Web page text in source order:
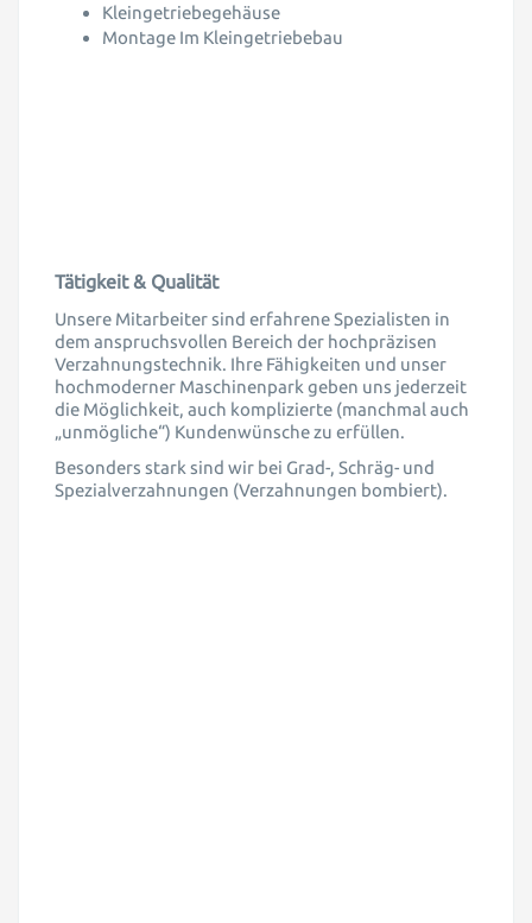
Kleingetriebegehäuse
Montage Im Kleingetriebebau
Tätigkeit & Qualität
Unsere Mitarbeiter sind erfahrene Spezialisten in
dem anspruchsvollen Bereich der hochpräzisen
Verzahnungstechnik. Ihre Fähigkeiten und unser
hochmoderner Maschinenpark geben uns jederzeit
die Möglichkeit, auch komplizierte (manchmal auch
„unmögliche“) Kundenwünsche zu erfüllen.
Besonders stark sind wir bei Grad-, Schräg- und
Spezialverzahnungen (Verzahnungen bombiert).